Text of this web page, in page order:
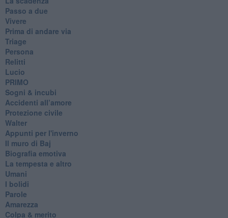
Passo a due
Vivere
Prima di andare via
Triage
Persona
Relitti
Lucio
PRIMO
Sogni & incubi
Accidenti all’amore
Protezione civile
Walter
Appunti per l'inverno
Il muro di Baj
Biografia emotiva
La tempesta e altro
Umani
I bolidi
Parole
Amarezza
Colpa & merito